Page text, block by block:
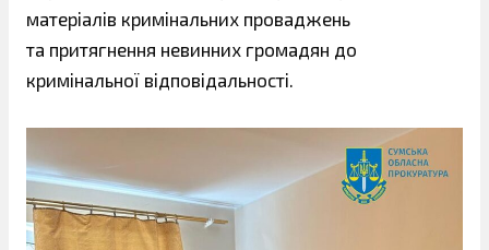
матеріалів кримінальних проваджень
та притягнення невинних громадян до
кримінальної відповідальності.